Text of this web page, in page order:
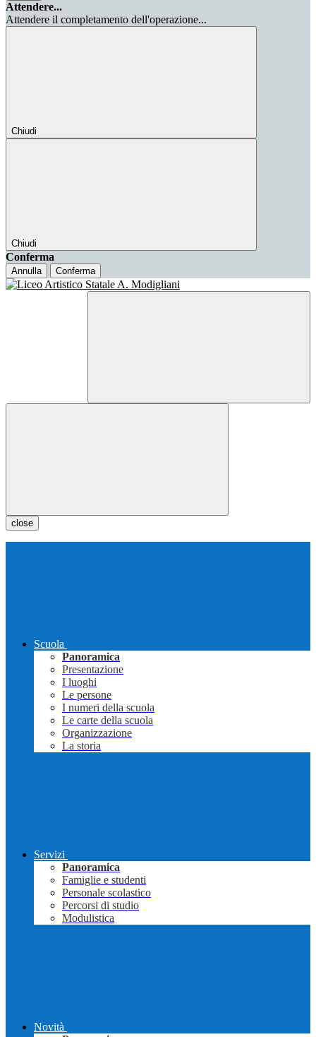
Attendere...
Attendere il completamento dell'operazione...
Chiudi
Chiudi
Conferma
Annulla Conferma
close
Scuola
Panoramica
Presentazione
I luoghi
Le persone
I numeri della scuola
Le carte della scuola
Organizzazione
La storia
Servizi
Panoramica
Famiglie e studenti
Personale scolastico
Percorsi di studio
Modulistica
Novità